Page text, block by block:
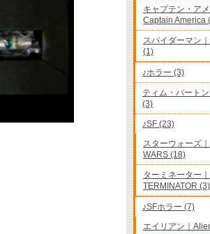
キャプテン・アメ
Captain America
スパイダーマン
(1)
♪ホラー (3)
ティム・バート
(3)
♪SF (23)
スターウォーズ
WARS (18)
ターミネーター｜
TERMINATOR (3)
♪SFホラー (7)
エイリアン｜